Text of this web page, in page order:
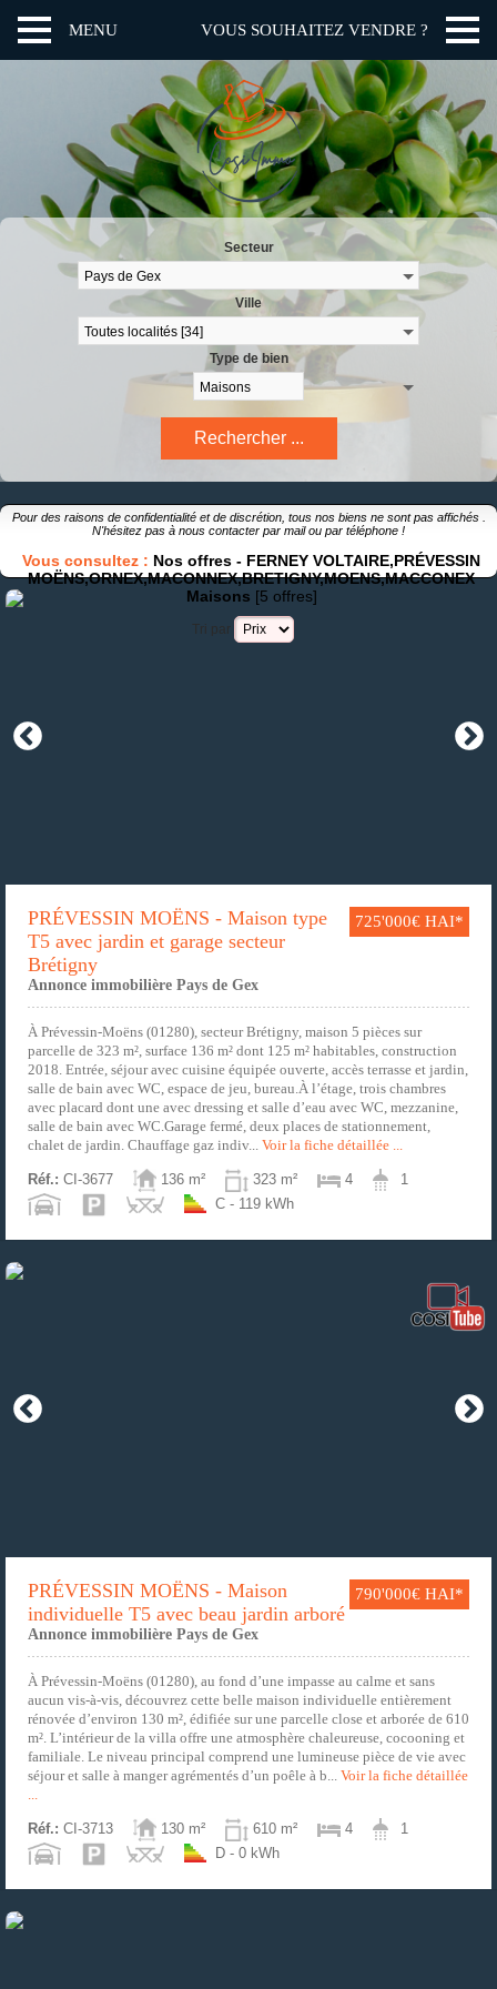
MENU VOUS SOUHAITEZ VENDRE ?
Secteur
Ville
Type de bien
Pour des raisons de confidentialité et de discrétion, tous nos biens ne sont pas affichés .
N'hésitez pas à nous contacter par mailou par téléphone !
Vous consultez : Nos offres - FERNEY VOLTAIRE,PRÉVESSIN
MOËNS,ORNEX,MACONNEX,BRETIGNY,MOENS,MACCONEX
Maisons [5 offres]
Tri par
725'000€ HAI*
PRÉVESSIN MOËNS - Maison type
T5 avec jardin et garage secteur
Brétigny
Annonce immobilière Pays de Gex
À Prévessin-Moëns (01280), secteur Brétigny, maison 5 pièces sur
parcelle de 323 m², surface 136 m² dont 125 m² habitables, construction
2018. Entrée, séjour avec cuisine équipée ouverte, accès terrasse et jardin,
salle de bain avec WC, espace de jeu, bureau.À l’étage, trois chambres
avec placard dont une avec dressing et salle d’eau avec WC, mezzanine,
salle de bain avec WC.Garage fermé, deux places de stationnement,
chalet de jardin. Chauffage gaz indiv... Voir la fiche détaillée ...
Réf.: CI-3677 136 m² 323 m² 4
1
C - 119 kWh
790'000€ HAI*
PRÉVESSIN MOËNS - Maison
individuelle T5 avec beau jardin arboré
Annonce immobilière Pays de Gex
À Prévessin-Moëns (01280), au fond d’une impasse au calme et sans
aucun vis-à-vis, découvrez cette belle maison individuelle entièrement
rénovée d’environ 130 m², édifiée sur une parcelle close et arborée de 610
m². L’intérieur de la villa offre une atmosphère chaleureuse, cocooning et
familiale. Le niveau principal comprend une lumineuse pièce de vie avec
séjour et salle à manger agrémentés d’un poêle à b... Voir la fiche détaillée
...
Réf.: CI-3713 130 m² 610 m² 4
1
D - 0 kWh